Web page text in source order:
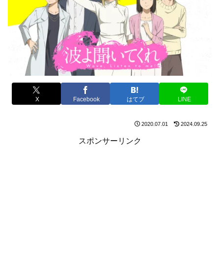
X Facebook はてブ LINE
2020.07.01 2024.09.25
スポンサーリンク